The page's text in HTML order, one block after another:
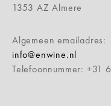
1353 AZ Almere
Algemeen emailadres:
info@enwine.nl
Telefoonnummer: +31 6